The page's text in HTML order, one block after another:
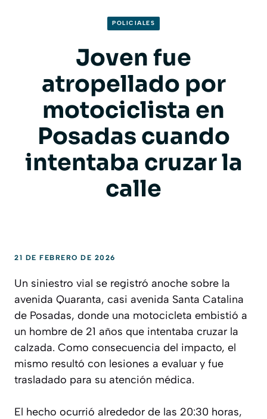
POLICIALES
Joven fue
atropellado por
motociclista en
Posadas cuando
intentaba cruzar la
calle
21 DE FEBRERO DE 2026
Un siniestro vial se registró anoche sobre la
avenida Quaranta, casi avenida Santa Catalina
de Posadas, donde una motocicleta embistió a
un hombre de 21 años que intentaba cruzar la
calzada. Como consecuencia del impacto, el
mismo resultó con lesiones a evaluar y fue
trasladado para su atención médica.
El hecho ocurrió alrededor de las 20:30 horas,